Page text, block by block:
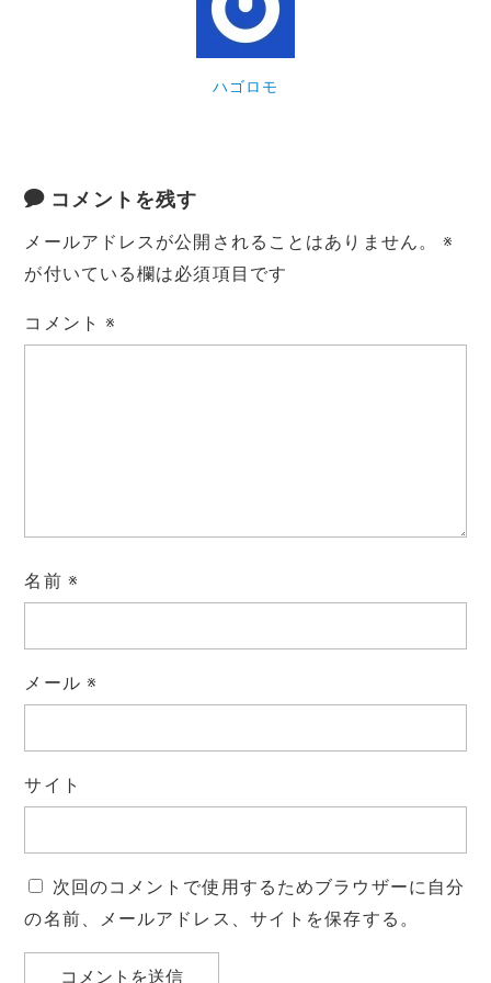
ハゴロモ
コメントを残す
メールアドレスが公開されることはありません。
※
が付いている欄は必須項目です
コメント※
名前 ※
メール ※
サイト
次回のコメントで使用するためブラウザーに自分
の名前、メールアドレス、サイトを保存する。